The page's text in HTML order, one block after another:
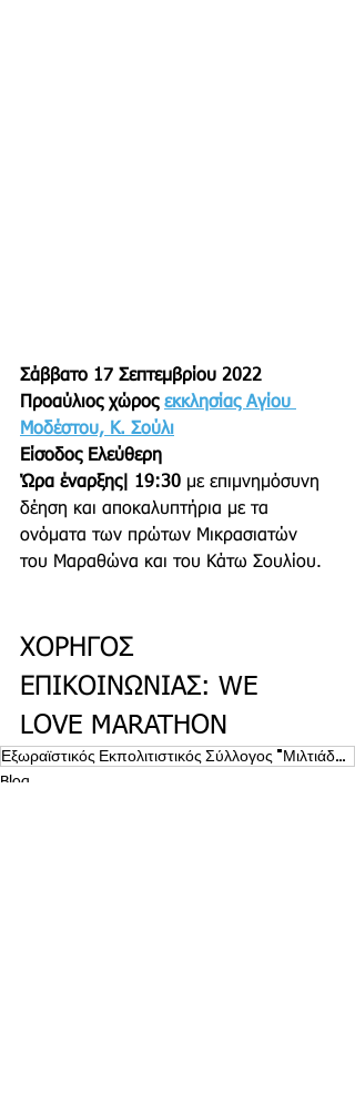
Σάββατο 17 Σεπτεμβρίου 2022
Προαύλιος χώρος εκκλησίας Αγίου
Μοδέστου, Κ. Σούλι
Είσοδος Ελεύθερη
Ώρα έναρξης| 19:30 με επιμνημόσυνη
δέηση και αποκαλυπτήρια με τα
ονόματα των πρώτων Μικρασιατών
του Μαραθώνα και του Κάτω Σουλίου.
ΧΟΡΗΓΟΣ
ΕΠΙΚΟΙΝΩΝΙΑΣ: WE
LOVE MARATHON
Εξωραϊστικός Εκπολιτιστικός Σύλλογος "Μιλτιάδης" Κάτω Σούλι Μαραθώνα
Blog